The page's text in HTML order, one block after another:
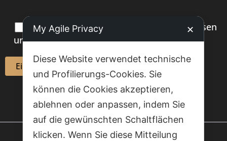
Ich habe dieDatenschutzerklärung
gelesen
und akzeptiere sie.
My Agile Privacy ✕
Diese Website verwendet technische
und Profilierungs-Cookies. Sie
können die Cookies akzeptieren,
ablehnen oder anpassen, indem Sie
auf die gewünschten Schaltflächen
klicken. Wenn Sie diese Mitteilung